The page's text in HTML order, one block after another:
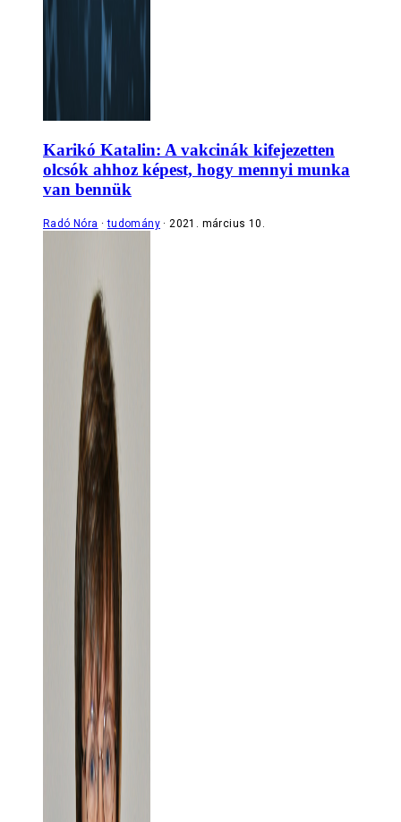
Karikó Katalin: A vakcinák kifejezetten
olcsók ahhoz képest, hogy mennyi munka
van bennük
Radó Nóra tudomány 2021. március 10.